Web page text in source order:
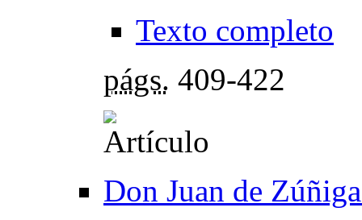
Texto completo
págs. 409-422
Don Juan de